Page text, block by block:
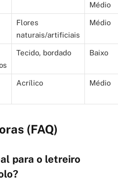
Médio
Flores
naturais/artificiais
Médio
Tecido, bordado Baixo
Acrílico Médio
(FAQ)
para o letreiro